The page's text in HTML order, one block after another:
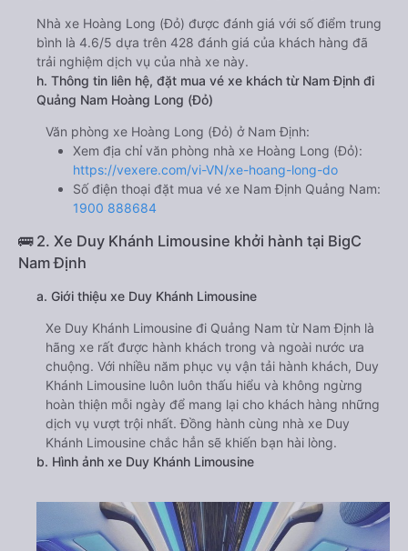
Nhà xe Hoàng Long (Đỏ) được đánh giá với số điểm trung
bình là 4.6/5 dựa trên 428 đánh giá của khách hàng đã
trải nghiệm dịch vụ của nhà xe này.
h. Thông tin liên hệ, đặt mua vé xe khách từ Nam Định đi
Quảng Nam Hoàng Long (Đỏ)
Văn phòng xe Hoàng Long (Đỏ) ở Nam Định:
Xem địa chỉ văn phòng nhà xe Hoàng Long (Đỏ):
https://vexere.com/vi-VN/xe-hoang-long-do
Số điện thoại đặt mua vé xe Nam Định Quảng Nam:
1900 888684
🚌 2. Xe Duy Khánh Limousine khởi hành tại BigC
Nam Định
a. Giới thiệu xe Duy Khánh Limousine
Xe Duy Khánh Limousine đi Quảng Nam từ Nam Định là
hãng xe rất được hành khách trong và ngoài nước ưa
chuộng. Với nhiều năm phục vụ vận tải hành khách, Duy
Khánh Limousine luôn luôn thấu hiểu và không ngừng
hoàn thiện mỗi ngày để mang lại cho khách hàng những
dịch vụ vượt trội nhất. Đồng hành cùng nhà xe Duy
Khánh Limousine chắc hẳn sẽ khiến bạn hài lòng.
b. Hình ảnh xe Duy Khánh Limousine